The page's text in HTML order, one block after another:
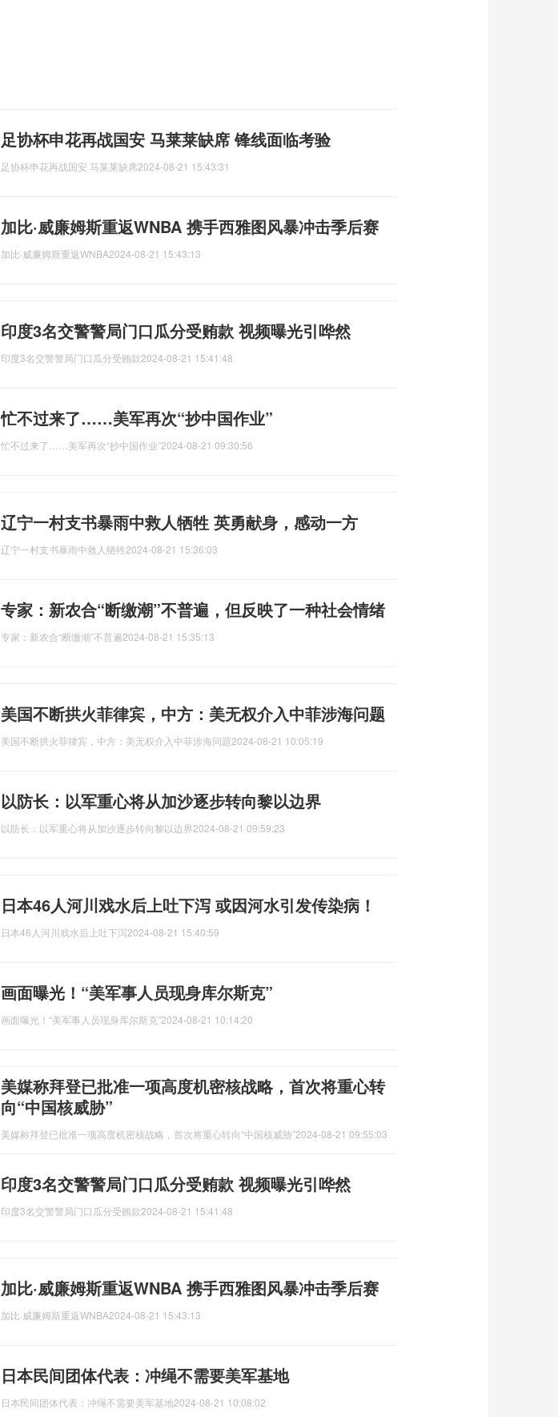
足协杯申花再战国安 马莱莱缺席 锋线面临考验
足协杯申花再战国安 马莱莱缺席2024-08-21 15:43:31
加比·威廉姆斯重返WNBA 携手西雅图风暴冲击季后赛
加比·威廉姆斯重返WNBA2024-08-21 15:43:13
印度3名交警警局门口瓜分受贿款 视频曝光引哗然
印度3名交警警局门口瓜分受贿款2024-08-21 15:41:48
忙不过来了……美军再次“抄中国作业”
忙不过来了……美军再次“抄中国作业”2024-08-21 09:30:56
辽宁一村支书暴雨中救人牺牲 英勇献身，感动一方
辽宁一村支书暴雨中救人牺牲2024-08-21 15:36:03
专家：新农合“断缴潮”不普遍，但反映了一种社会情绪
专家：新农合“断缴潮”不普遍2024-08-21 15:35:13
美国不断拱火菲律宾，中方：美无权介入中菲涉海问题
美国不断拱火菲律宾，中方：美无权介入中菲涉海问题2024-08-21 10:05:19
以防长：以军重心将从加沙逐步转向黎以边界
以防长：以军重心将从加沙逐步转向黎以边界2024-08-21 09:59:23
日本46人河川戏水后上吐下泻 或因河水引发传染病！
日本46人河川戏水后上吐下泻2024-08-21 15:40:59
画面曝光！“美军事人员现身库尔斯克”
画面曝光！“美军事人员现身库尔斯克”2024-08-21 10:14:20
美媒称拜登已批准一项高度机密核战略，首次将重心转
向“中国核威胁”
美媒称拜登已批准一项高度机密核战略，首次将重心转向“中国核威胁”2024-08-21 09:55:03
印度3名交警警局门口瓜分受贿款 视频曝光引哗然
印度3名交警警局门口瓜分受贿款2024-08-21 15:41:48
加比·威廉姆斯重返WNBA 携手西雅图风暴冲击季后赛
加比·威廉姆斯重返WNBA2024-08-21 15:43:13
日本民间团体代表：冲绳不需要美军基地
日本民间团体代表：冲绳不需要美军基地2024-08-21 10:08:02